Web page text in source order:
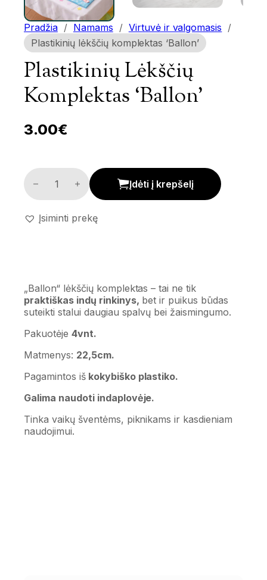
Pradžia / Namams / Virtuvė ir valgomasis /
Plastikinių lėkščių komplektas ‘Ballon’
Plastikinių Lėkščių
Komplektas ‘Ballon’
3.00€
Plastikinių lėkščių komplektas 'Ballon' kiekis
Įdėti į krepšelį
Įsiminti prekę
„Ballon“ lėkščių komplektas – tai ne tik
praktiškas indų rinkinys, bet ir puikus būdas
suteikti stalui daugiau spalvų bei žaismingumo.
Pakuotėje 4vnt.
Matmenys: 22,5cm.
Pagamintos iškokybiško plastiko.
Galima naudoti indaplovėje.
Tinka vaikų šventėms, piknikams ir kasdieniam
naudojimui.